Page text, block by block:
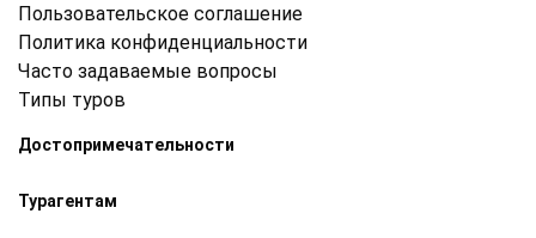
Пользовательское соглашение
Политика конфиденциальности
Часто задаваемые вопросы
Типы туров
Достопримечательности
Турагентам